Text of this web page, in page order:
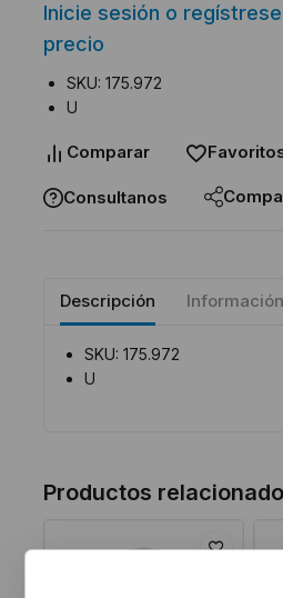
Inicie sesión o
precio
SKU: 175.972
U
Comparar
Consultanos
Descripción
SKU: 175.972
U
Productos